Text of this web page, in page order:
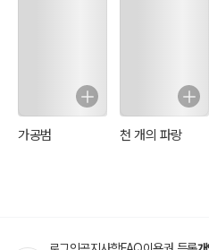
가공범 천 개의 파랑